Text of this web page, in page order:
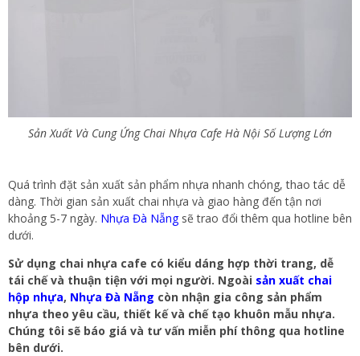
Sản Xuất Và Cung Ứng Chai Nhựa Cafe Hà Nội Số Lượng Lớn
Quá trình đặt sản xuất sản phẩm nhựa nhanh chóng, thao tác dễ
dàng. Thời gian sản xuất chai nhựa và giao hàng đến tận nơi
khoảng 5-7 ngày. Nhựa Đà Nẵngsẽ trao đổi thêm qua hotline bên
dưới.
Sử dụng chai nhựa cafe có kiểu dáng hợp thời trang, dễ
tái chế và thuận tiện với mọi người. Ngoài sản xuất chai
hộp nhựa, Nhựa Đà Nẵng còn nhận gia công sản phẩm
nhựa theo yêu cầu, thiết kế và chế tạo khuôn mẫu nhựa.
Chúng tôi sẽ báo giá và tư vấn miễn phí thông qua hotline
bên dưới.